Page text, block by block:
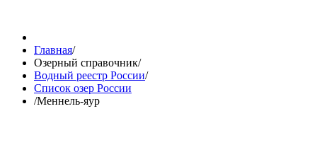
Главная/
Озерный справочник/
Водный реестр России/
Список озер России
/Меннель-яур